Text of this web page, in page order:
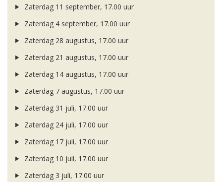
Zaterdag 11 september, 17.00 uur
Zaterdag 4 september, 17.00 uur
Zaterdag 28 augustus, 17.00 uur
Zaterdag 21 augustus, 17.00 uur
Zaterdag 14 augustus, 17.00 uur
Zaterdag 7 augustus, 17.00 uur
Zaterdag 31 juli, 17.00 uur
Zaterdag 24 juli, 17.00 uur
Zaterdag 17 juli, 17.00 uur
Zaterdag 10 juli, 17.00 uur
Zaterdag 3 juli, 17.00 uur